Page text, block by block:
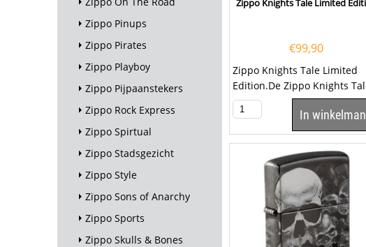
Zippo Pinups
Zippo Pirates
Zippo Playboy
Zippo Pijpaanstekers
Zippo Rock Express
Zippo Spirtual
Zippo Stadsgezicht
Zippo Style
Zippo Sons of Anarchy
Zippo Sports
Zippo Skulls & Bones
Zippo Knights Tale Limited
€99,90
Zippo Knights Tale Limited
Edition.De Zippo Knights
Limited Edition is antiek
afgewerkt...
In